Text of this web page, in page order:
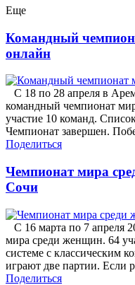
Еще
Командный
онлайн
С 18 по 28 апреля в
командный чемпионат
участие 10 команд.
Чемпионат завершен.
Поделиться
Чемпионат мира
Сочи
С 16 марта по 7 апреля
мира среди женщин. 64
системе с классическим
играют две партии. Если
Поделиться